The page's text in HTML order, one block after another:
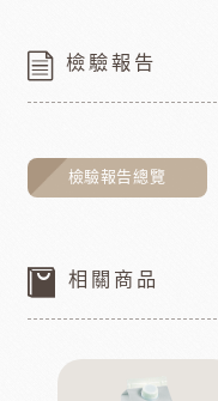
檢驗報告
檢驗報告總覽
相關商品